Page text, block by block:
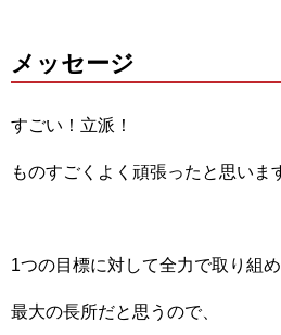
メッセージ
すごい！立派！
ものすごくよく頑張ったと思いま
1つの目標に対して全力で取り組
最大の長所だと思うので、